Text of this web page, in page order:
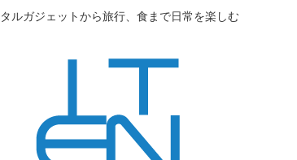
ルガジェットから旅行、食まで日常を楽しむ